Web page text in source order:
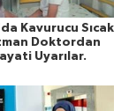
Kavurucu Sıcak
Doktordan
Uyarılar.